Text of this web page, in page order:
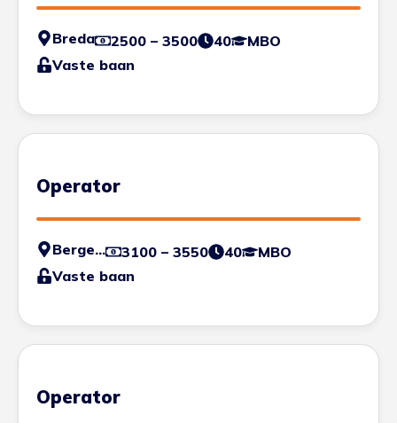
Breda 2500 – 3500 40
MBO
Vaste baan
Operator
Bergen op Zoom 3100 – 3550 40
MBO
Vaste baan
Operator